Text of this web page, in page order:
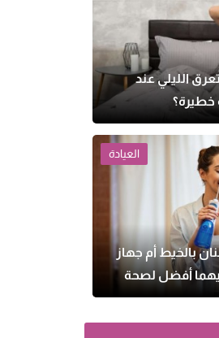
الليلي عند
خطيرة؟
العيادة
بالخيط أم جهاز
أفضل لصحة